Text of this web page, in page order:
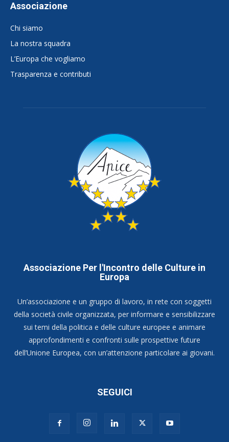
Associazione
Chi siamo
La nostra squadra
L’Europa che vogliamo
Trasparenza e contributi
Associazione Per l'Incontro delle Culture in
Europa
Un’associazione e un gruppo di lavoro, in rete con soggetti
della società civile organizzata, per informare e sensibilizzare
sui temi della politica e delle culture europee e animare
approfondimenti e confronti sulle prospettive future
dell’Unione Europea, con un’attenzione particolare ai giovani.
SEGUICI